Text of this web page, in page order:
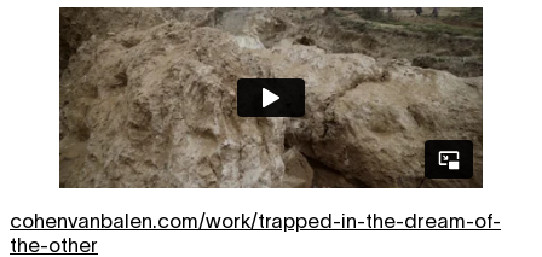
cohenvanbalen.com/work/trapped-in-the-dream-of-
the-other